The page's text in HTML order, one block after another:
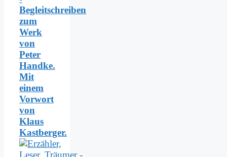
Begleitschreiben
zum
Werk
von
Peter
Handke.
Mit
einem
Vorwort
von
Klaus
Kastberger.